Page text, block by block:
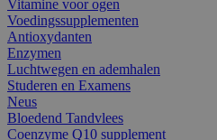
Vitamine voor ogen
Voedingssupplementen
Antioxydanten
Enzymen
Luchtwegen en ademhalen
Studeren en Examens
Neus
Bloedend Tandvlees
Coenzyme Q10 supplement